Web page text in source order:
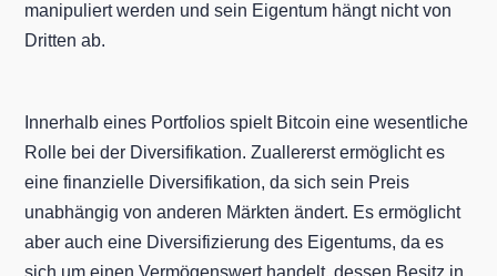
manipuliert werden und sein Eigentum hängt nicht von
Dritten ab.
Innerhalb eines Portfolios spielt Bitcoin eine wesentliche
Rolle bei der Diversifikation. Zuallererst ermöglicht es
eine finanzielle Diversifikation, da sich sein Preis
unabhängig von anderen Märkten ändert. Es ermöglicht
aber auch eine Diversifizierung des Eigentums, da es
sich um einen Vermögenswert handelt, dessen Besitz in